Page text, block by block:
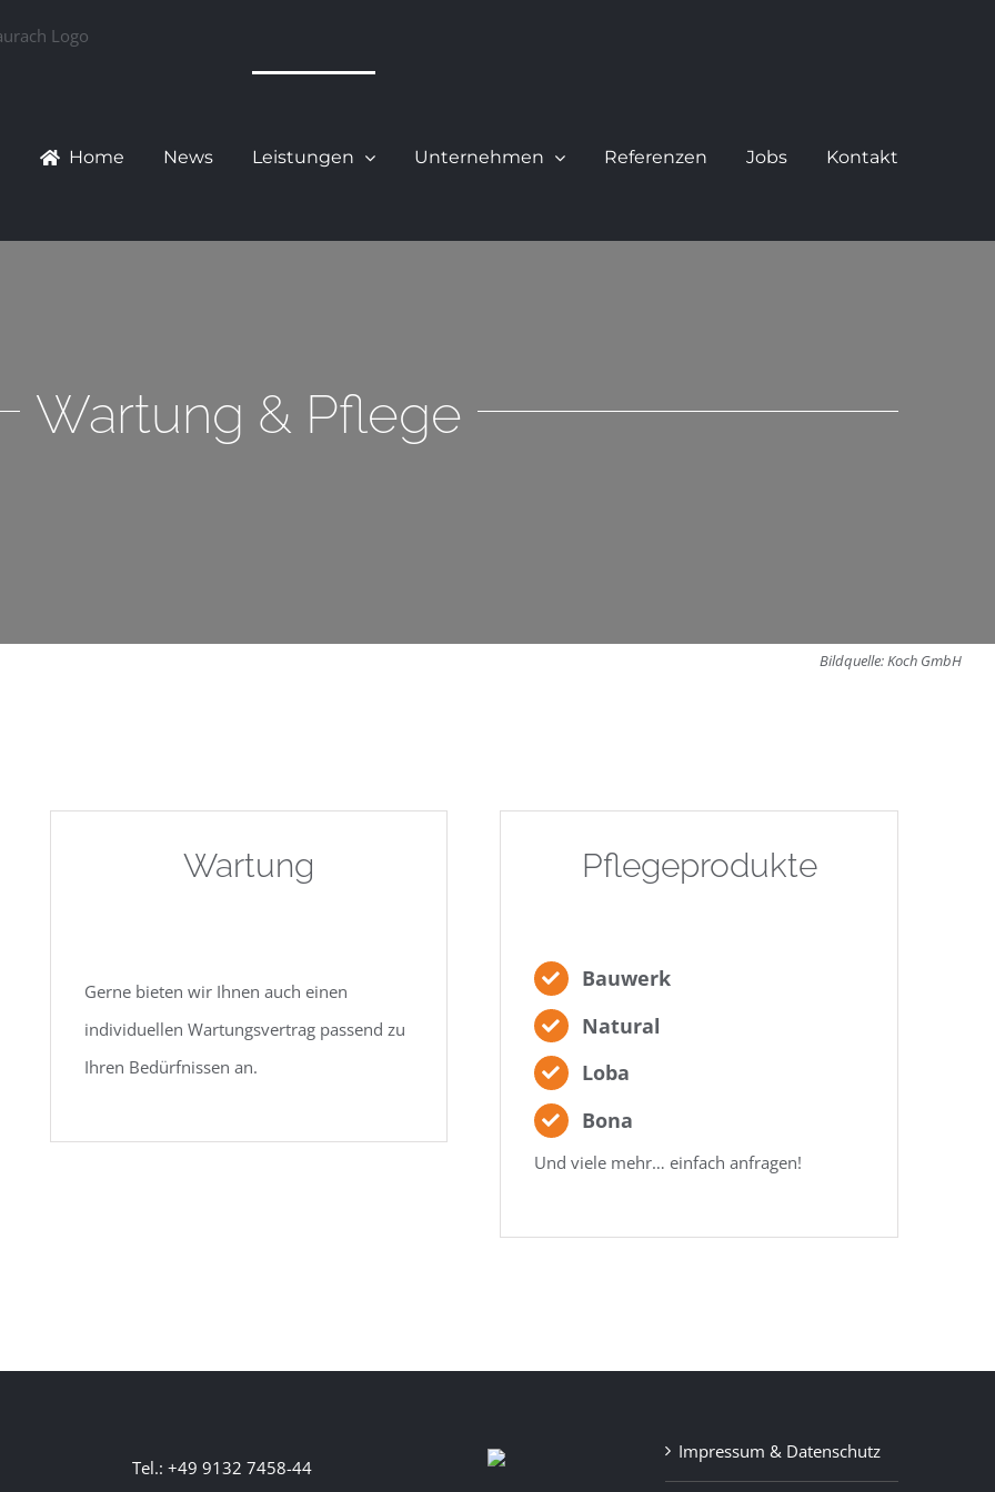
Home News Leistungen Unternehmen Referenzen Jobs Kontakt
Wartung & Pflege
Bildquelle: Koch GmbH
Wartung
Gerne bieten wir Ihnen auch einen
individuellen Wartungsvertrag passend zu
Ihren Bedürfnissen an.
Pflegeprodukte
Bauwerk
Natural
Loba
Bona
Und viele mehr… einfach anfragen!
Tel.: +49 9132 7458-44
Impressum & Datenschutz